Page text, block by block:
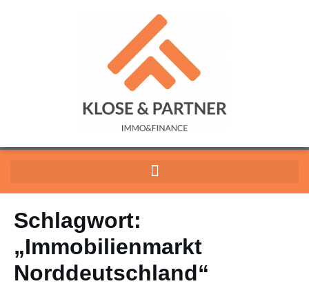
Schlagwort:
„Immobilienmarkt
Norddeutschland“